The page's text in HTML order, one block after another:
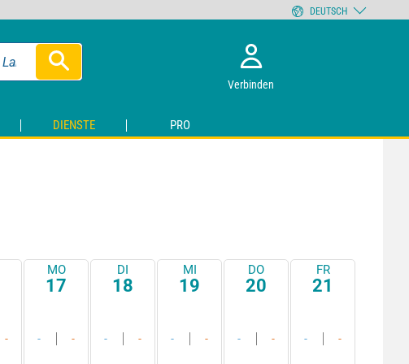
Verbinden
DIENSTE PRO
-
MO
17
- -
DI
18
- -
MI
19
- -
DO
20
- -
FR
21
- -
DEUTSCH